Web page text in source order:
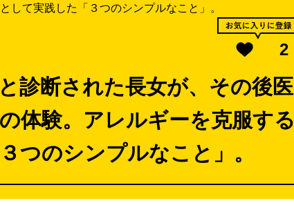
して実践した「３つのシンプルなこと」。
2
診断された長女が、その後医
体験。アレルギーを克服する
つのシンプルなこと」。